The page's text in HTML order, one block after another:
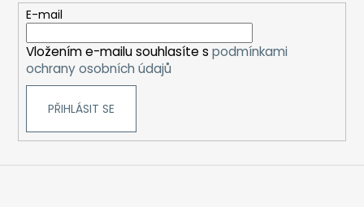
E-mail
Vložením e-mailu souhlasíte s podmínkami
ochrany osobních údajů
PŘIHLÁSIT SE